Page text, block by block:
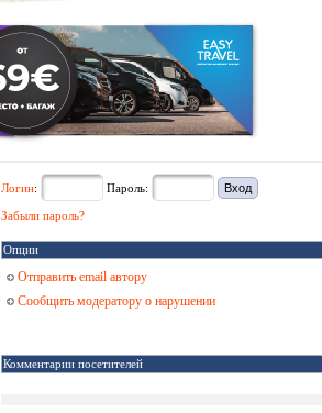
Логин: Пароль:
Забыли пароль?
Опции
Отправить email автору
Сообщить модератору о нарушении
Комментарии посетителей